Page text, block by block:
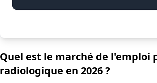
Quel est le marché de
radiologique en 2026 ?